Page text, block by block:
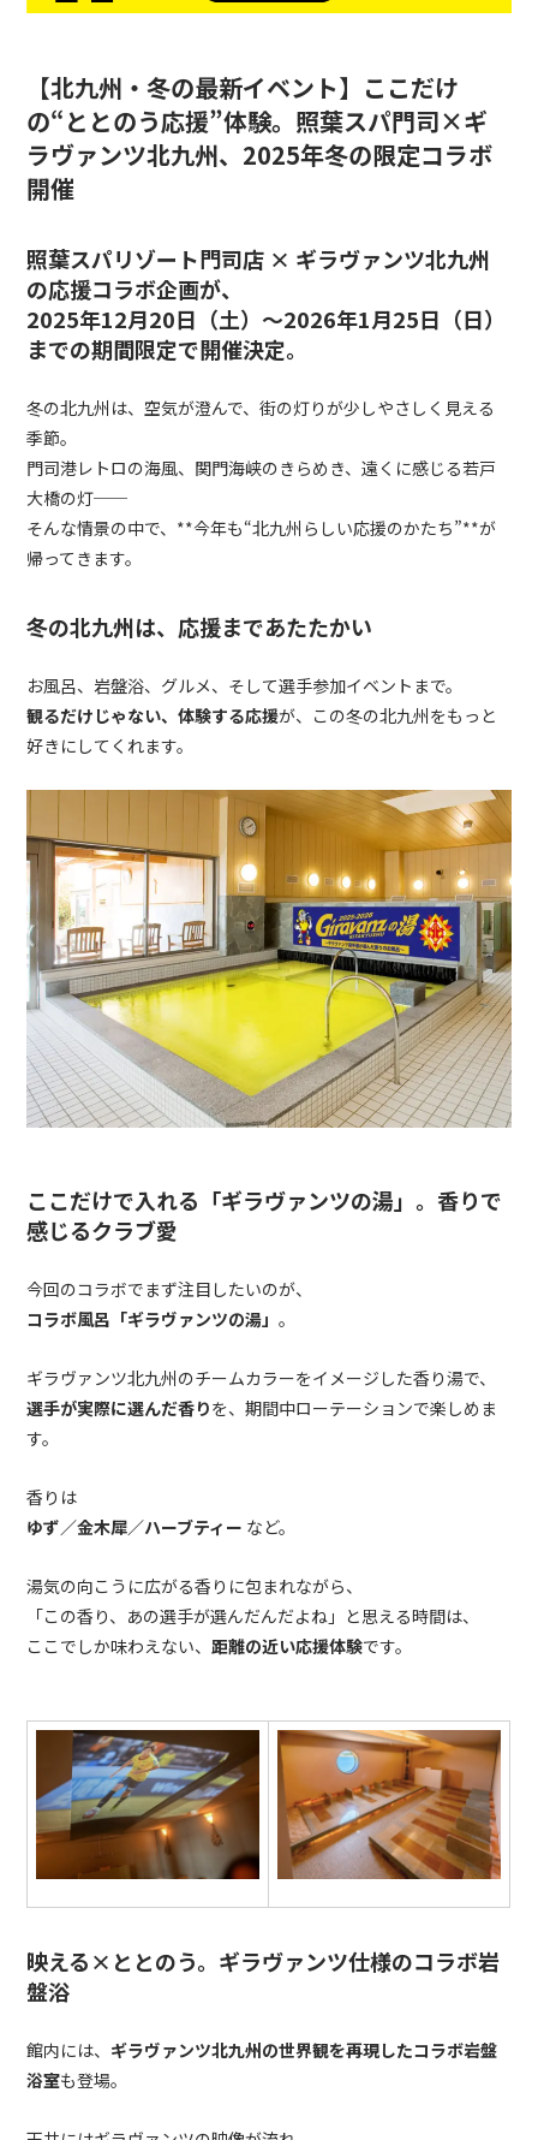
【北九州・冬の最新イベント】 ここだけ
の“ととのう応援”体験。照葉スパ門司×ギ
ラヴァンツ北九州、2025年冬の限定コラボ
開催
照葉スパリゾート門司店 × ギラヴァンツ北九州
の応援コラボ企画が、
2025年12月20日（土）〜2026年1月25日（日）
までの期間限定で開催決定。
冬の北九州は、空気が澄んで、街の灯りが少しやさしく見える
季節。
門司港レトロの海風、関門海峡のきらめき、遠くに感じる若戸
大橋の灯──
そんな情景の中で、**今年も“北九州らしい応援のかたち”**が
帰ってきます。
冬の北九州は、応援まであたたかい
お風呂、岩盤浴、グルメ、そして選手参加イベントまで。
観るだけじゃない、体験する応援が、この冬の北九州をもっと
好きにしてくれます。
ここだけで入れる「ギラヴァンツの湯」。香りで
感じるクラブ愛
今回のコラボでまず注目したいのが、
コラボ風呂「ギラヴァンツの湯」。
ギラヴァンツ北九州のチームカラーをイメージした香り湯で、
選手が実際に選んだ香りを、期間中ローテーションで楽しめま
す。
香りは
ゆず／金木犀／ハーブティー など。
湯気の向こうに広がる香りに包まれながら、
「この香り、あの選手が選んだんだよね」と思える時間は、
ここでしか味わえない、距離の近い応援体験です。
映える×ととのう。ギラヴァンツ仕様のコラボ岩
盤浴
館内には、 ギラヴァンツ北九州の世界観を再現したコラボ岩盤
浴室も登場。